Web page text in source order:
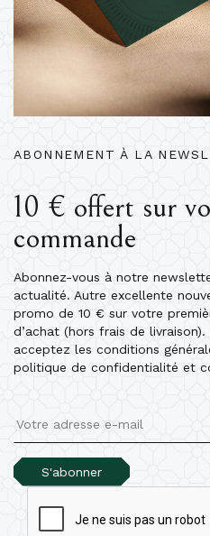
ABONNEMENT À LA
10 € offert sur
commande
Abonnez-vous à notre
actualité. Autre excellente
promo de 10 € sur votre
d’achat (hors frais de
acceptez les conditions
politique de confidentialité et
S'abonner